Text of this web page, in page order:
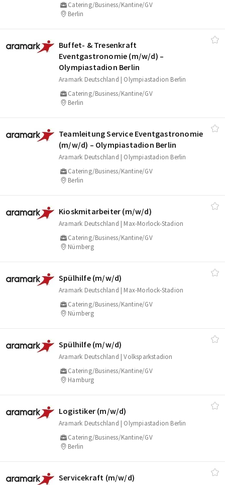
Catering/Business/Kantine/GV
Berlin
Buffet‑ & Tresenkraft
Eventgastronomie (m/​w/​d) –
Olympiastadion Berlin
Aramark Deutschland | Olympiastadion Berlin
Catering/Business/Kantine/GV
Berlin
Teamleitung Service Eventgastronomie
(m/​w/​d) – Olympiastadion Berlin
Aramark Deutschland | Olympiastadion Berlin
Catering/Business/Kantine/GV
Berlin
Kioskmitarbeiter (m/​w/​d)
Aramark Deutschland | Max-Morlock-Stadion
Catering/Business/Kantine/GV
Nürnberg
Spülhilfe (m/​w/​d)
Aramark Deutschland | Max-Morlock-Stadion
Catering/Business/Kantine/GV
Nürnberg
Spülhilfe (m/​w/​d)
Aramark Deutschland | Volksparkstadion
Catering/Business/Kantine/GV
Hamburg
Logistiker (m/​w/​d)
Aramark Deutschland | Olympiastadion Berlin
Catering/Business/Kantine/GV
Berlin
Servicekraft (m/​w/​d)